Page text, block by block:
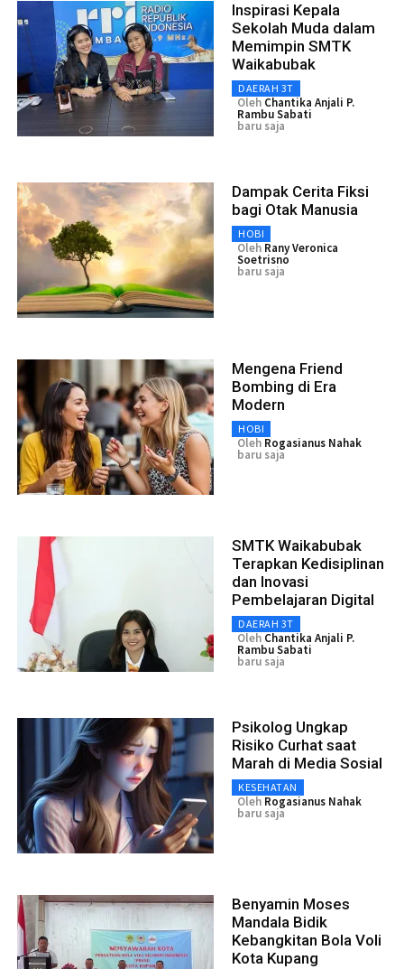
Inspirasi Kepala
Sekolah Muda dalam
Memimpin SMTK
Waikabubak
DAERAH 3T
Oleh Chantika Anjali P.
Rambu Sabati
baru saja
Dampak Cerita Fiksi
bagi Otak Manusia
HOBI
Oleh Rany Veronica
Soetrisno
baru saja
Mengena Friend
Bombing di Era
Modern
HOBI
Oleh Rogasianus Nahak
baru saja
SMTK Waikabubak
Terapkan Kedisiplinan
dan Inovasi
Pembelajaran Digital
DAERAH 3T
Oleh Chantika Anjali P.
Rambu Sabati
baru saja
Psikolog Ungkap
Risiko Curhat saat
Marah di Media Sosial
KESEHATAN
Oleh Rogasianus Nahak
baru saja
Benyamin Moses
Mandala Bidik
Kebangkitan Bola Voli
Kota Kupang